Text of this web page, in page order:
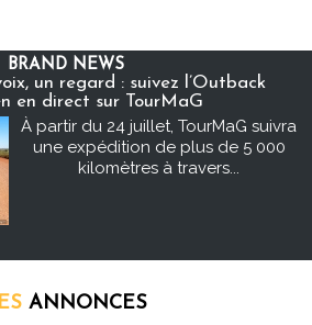
BRAND NEWS
un regard : suivez l’Outback
en direct sur TourMaG
À partir du 24 juillet, TourMaG suivra
une expédition de plus de 5 000
kilomètres à travers...
ANNONCES